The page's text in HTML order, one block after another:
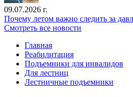
09.07.2026 г.
Почему летом важно следить за
Смотреть все новости
Главная
Реабилитация
Подъемники для инвалидов
Для лестниц
Лестничные подъемники